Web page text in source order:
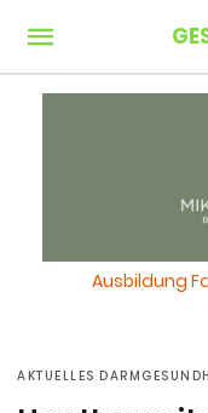
Ausbildung
AKTUELLES